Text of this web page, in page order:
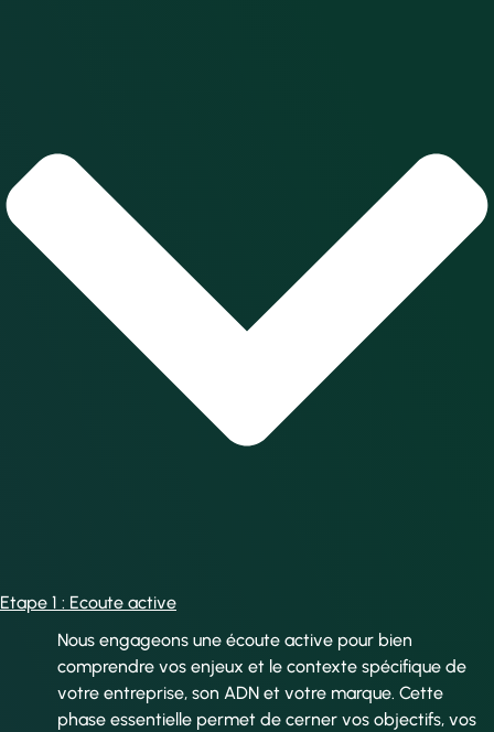
Etape 1 : Ecoute active
Nous engageons une écoute active pour bien
comprendre vos enjeux et le contexte spécifique de
votre entreprise, son ADN et votre marque. Cette
phase essentielle permet de cerner vos objectifs, vos